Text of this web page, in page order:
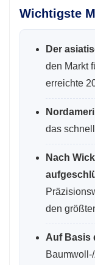
Wichtigste
Der
den Markt
erreichte
das
Nach
den
Auf Basis